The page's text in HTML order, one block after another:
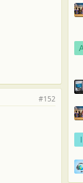
#152
I